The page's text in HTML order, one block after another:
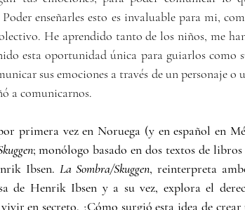
enseñarles esto es invaluable para mi,
He aprendido tanto de los niños, me
esta oportunidad única para guiarlos como
sus emociones a través de un personaje
a comunicarnos.
primera vez en Noruega (y en español en
; monólogo basado en dos textos de
Ibsen. La Sombra/Skuggen, reinterpreta
de Henrik Ibsen y a su vez, explora el
en secreto. ¿Cómo surgió esta idea de